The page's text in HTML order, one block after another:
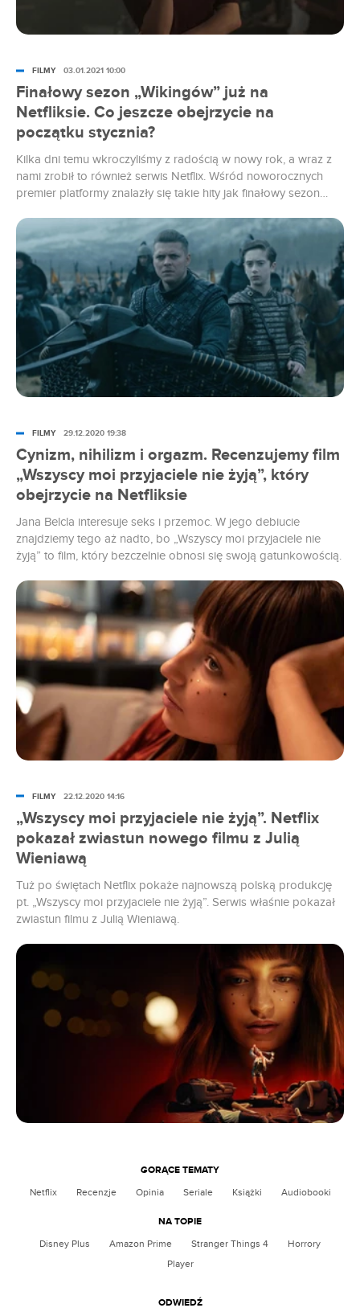
Finałowy sezon „Wikingów” już na
Netfliksie. Co jeszcze obejrzycie na
początku stycznia?
Kilka dni temu wkroczyliśmy z radością w nowy rok, a wraz z
nami zrobił to również serwis Netflix. Wśród noworocznych
premier platformy znalazły się takie hity jak finałowy sezon
seria „Historia wulgaryzmów”. Co jeszcze będą mogli obejrzeć
widzowie?
FILMY 03.01.2021 10:00
Cynizm, nihilizm i orgazm. Recenzujemy film
„Wszyscy moi przyjaciele nie żyją”, który
obejrzycie na Netfliksie
Jana Belcla interesuje seks i przemoc. W jego debiucie
znajdziemy tego aż nadto, bo „Wszyscy moi przyjaciele nie
żyją” to film, który bezczelnie obnosi się swoją gatunkowością.
FILMY 29.12.2020 19:38
„Wszyscy moi przyjaciele nie żyją”. Netflix
pokazał zwiastun nowego filmu z Julią
Wieniawą
Tuż po świętach Netflix pokaże najnowszą polską produkcję
pt. „Wszyscy moi przyjaciele nie żyją”. Serwis właśnie pokazał
zwiastun filmu z Julią Wieniawą.
FILMY 22.12.2020 14:16
GORĄCE TEMATY
Netflix Recenzje Opinia Seriale Książki Audiobooki
NA TOPIE
Disney Plus Amazon Prime Stranger Things 4
Horrory
Player
ODWIEDŹ